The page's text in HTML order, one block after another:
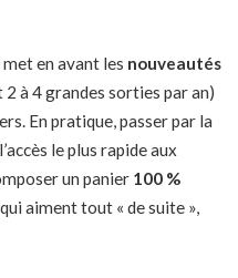
en avant les nouveautés
à 4 grandes sorties par an)
En pratique, passer par la
le plus rapide aux
un panier 100 %
aiment tout « de suite »,